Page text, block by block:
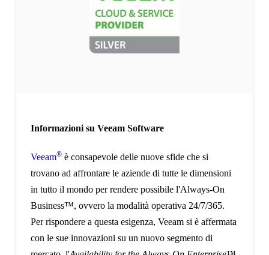
Informazioni su Veeam Software
Veeam®è consapevole delle nuove sfide che si
trovano ad affrontare le aziende di tutte le dimensioni
in tutto il mondo per rendere possibile l'Always-On
Business™, ovvero la modalità operativa 24/7/365.
Per rispondere a questa esigenza, Veeam si è affermata
con le sue innovazioni su un nuovo segmento di